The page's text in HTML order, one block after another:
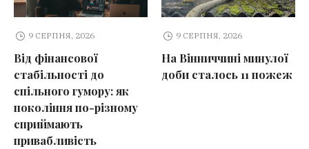
9 СЕРПНЯ, 2026
Від фінансової
стабільності до
спільного гумору: як
покоління по-різному
сприймають
привабливість
9 СЕРПНЯ, 2026
На Вінниччині минулої
доби сталось 11 пожеж